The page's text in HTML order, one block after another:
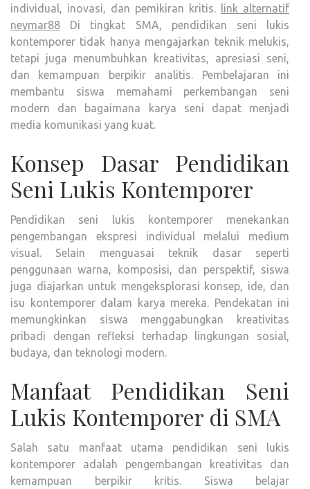
individual, inovasi, dan pemikiran kritis. link alternatif
neymar88 Di tingkat SMA, pendidikan seni lukis
kontemporer tidak hanya mengajarkan teknik melukis,
tetapi juga menumbuhkan kreativitas, apresiasi seni,
dan kemampuan berpikir analitis. Pembelajaran ini
membantu siswa memahami perkembangan seni
modern dan bagaimana karya seni dapat menjadi
media komunikasi yang kuat.
Konsep Dasar Pendidikan
Seni Lukis Kontemporer
Pendidikan seni lukis kontemporer menekankan
pengembangan ekspresi individual melalui medium
visual. Selain menguasai teknik dasar seperti
penggunaan warna, komposisi, dan perspektif, siswa
juga diajarkan untuk mengeksplorasi konsep, ide, dan
isu kontemporer dalam karya mereka. Pendekatan ini
memungkinkan siswa menggabungkan kreativitas
pribadi dengan refleksi terhadap lingkungan sosial,
budaya, dan teknologi modern.
Manfaat Pendidikan Seni
Lukis Kontemporer di SMA
Salah satu manfaat utama pendidikan seni lukis
kontemporer adalah pengembangan kreativitas dan
kemampuan berpikir kritis. Siswa belajar